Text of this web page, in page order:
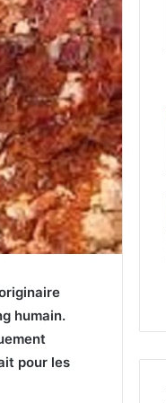
humain.
pour les